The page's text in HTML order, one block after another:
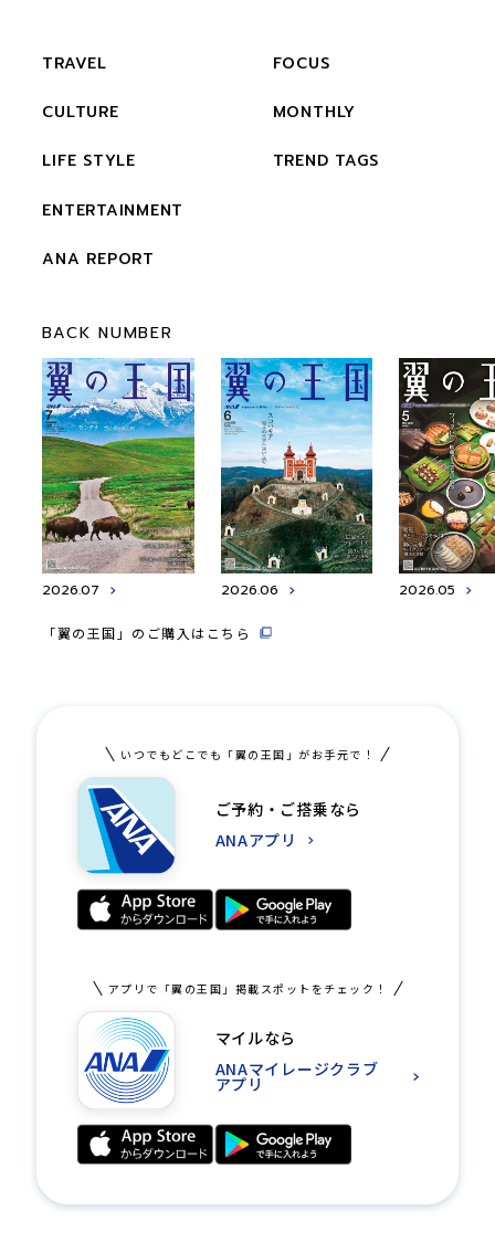
TRAVEL
CULTURE
LIFE STYLE
ENTERTAINMENT
ANA REPORT
FOCUS
MONTHLY
TREND TAGS
BACK NUMBER
2026.07 2026.06 2026.05
「翼の王国」のご購入はこちら
いつでもどこでも「翼の王国」がお手元で！
ご予約・ご搭乗なら
ANAアプリ
アプリで「翼の王国」掲載スポットをチェック！
マイルなら
ANAマイレージクラブ
アプリ